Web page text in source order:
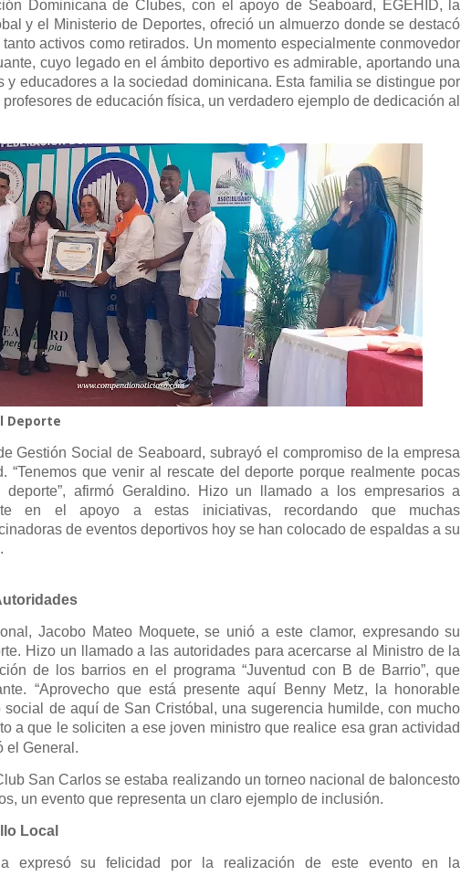
Dominicana de Clubes, con el apoyo de Seaboard, EGEHID, la
y el Ministerio de Deportes, ofreció un almuerzo donde se destacó
activos como retirados. Un momento especialmente conmovedor
cuyo legado en el ámbito deportivo es admirable, aportando una
y educadores a la sociedad dominicana. Esta familia se distingue por
de educación física, un verdadero ejemplo de dedicación al
Deporte
Gestión Social de Seaboard, subrayó el compromiso de la empresa
“Tenemos que venir al rescate del deporte porque realmente pocas
afirmó Geraldino. Hizo un llamado a los empresarios a
en el apoyo a estas iniciativas, recordando que muchas
de eventos deportivos hoy se han colocado de espaldas a su
Jacobo Mateo Moquete, se unió a este clamor, expresando su
Hizo un llamado a las autoridades para acercarse al Ministro de la
de los barrios en el programa “Juventud con B de Barrio”, que
“Aprovecho que está presente aquí Benny Metz, la honorable
de aquí de San Cristóbal, una sugerencia humilde, con mucho
a que le soliciten a ese joven ministro que realice esa gran actividad
el General.
San Carlos se estaba realizando un torneo nacional de baloncesto
un evento que representa un claro ejemplo de inclusión.
Local
expresó su felicidad por la realización de este evento en la